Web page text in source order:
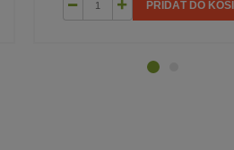
PRIDAŤ DO